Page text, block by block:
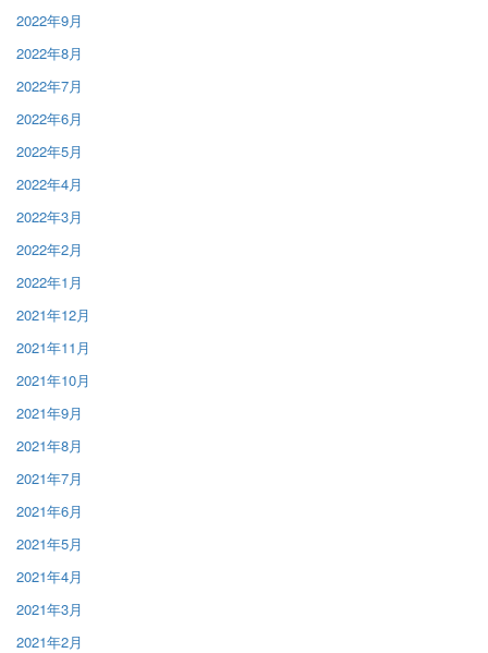
2022年9月
2022年8月
2022年7月
2022年6月
2022年5月
2022年4月
2022年3月
2022年2月
2022年1月
2021年12月
2021年11月
2021年10月
2021年9月
2021年8月
2021年7月
2021年6月
2021年5月
2021年4月
2021年3月
2021年2月